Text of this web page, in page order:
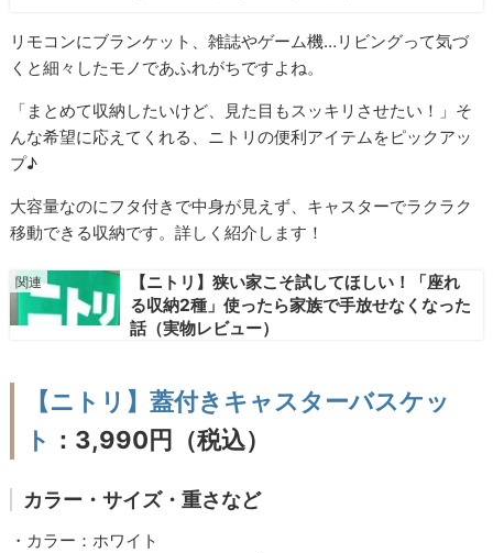
リモコンにブランケット、雑誌やゲーム機…リビングって気づ
くと細々したモノであふれがちですよね。
「まとめて収納したいけど、見た目もスッキリさせたい！」そ
んな希望に応えてくれる、ニトリの便利アイテムをピックアッ
プ♪
大容量なのにフタ付きで中身が見えず、キャスターでラクラク
移動できる収納です。詳しく紹介します！
【ニトリ】狭い家こそ試してほしい！「座れ
る収納2種」使ったら家族で手放せなくなった
話（実物レビュー）
【ニトリ】蓋付きキャスターバスケッ
ト ：3,990円（税込）
カラー・サイズ・重さなど
・カラー：ホワイト